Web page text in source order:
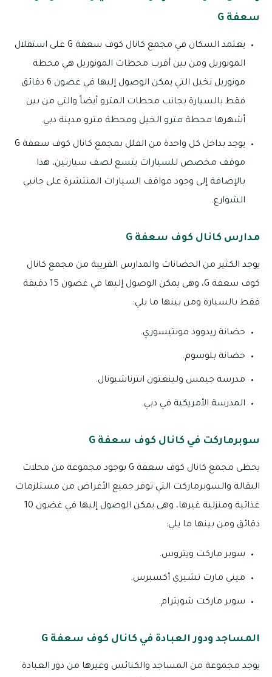
سعفة G
يعتمد السكان في مجمع كانال كوف سعفة G على استقلال
المونوريل ومن بين أقرب محطات المونوريل هي محطة
مونوريل نخيل التي يمكن الوصول إليها في غضون 6 دقائق
فقط بالسيارة بجانب محطات المترو أيضاً والتي من بين
أشهرها محطة مترو الخيل ومحطة مترو مدينة دبي.
يوجد بداخل كل واحدة من الفلل بمجمع كانال كوف سعفة G
موقف مخصص للسيارات يتسع لصف سيارتين، هذا
بالإضافة إلى وجود مواقف السيارات المنتشرة على جانبي
الشوارع.
مدارس كانال كوف سعفة G
يوجد الكثير من الحضانات والمدارس القريبة من مجمع كانال
كوف سعفة G، وهى يمكن الوصول إليها في غضون 15 دقيقة
فقط بالسيارة ومن بينها ما يلي:
حضانة ريدوود مونتيسوري.
حضانة بلوسوم.
مدرسة جيمس ولينغتون انترناشيونال.
المدرسة الأمريكية في دبي.
سوبرماركت في كانال كوف سعفة G
يحظى مجمع كانال كوف سعفة G بوجود مجموعة من محلات
البقالة والسوبرماركت التي توفر جميع الأغراض من مستلزمات
غذائية ومنزلية غيرها، وهى يمكن الوصول إليها في غضون 10
دقائق ومن بينها ما يلي:
سوبر ماركت ويتروس.
ميني مارت تشيري أكسبرس.
سوبر ماركت شويترام.
المساجد ودور العبادة في كانال كوف سعفة G
يوجد مجموعة من المساجد والكنائس وغيرها من دور العبادة